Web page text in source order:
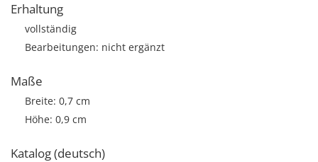
Erhaltung
vollständig
Bearbeitungen: nicht ergänzt
Maße
Breite: 0,7 cm
Höhe: 0,9 cm
Katalog (deutsch)